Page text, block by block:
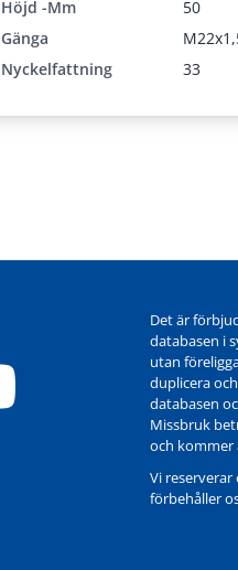
Höjd -mm
50
Gänga
Nyckelfattning
33
Det är
databasen i
utan
duplicera
databasen
Missbruk
och kommer
Vi
förbehåller